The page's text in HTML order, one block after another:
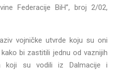
Federacije BiH”, broj 2/02,
vojničke utvrde koju su oni
bi zastitili jednu od vaznijih
koji su vodili iz Dalmacije i